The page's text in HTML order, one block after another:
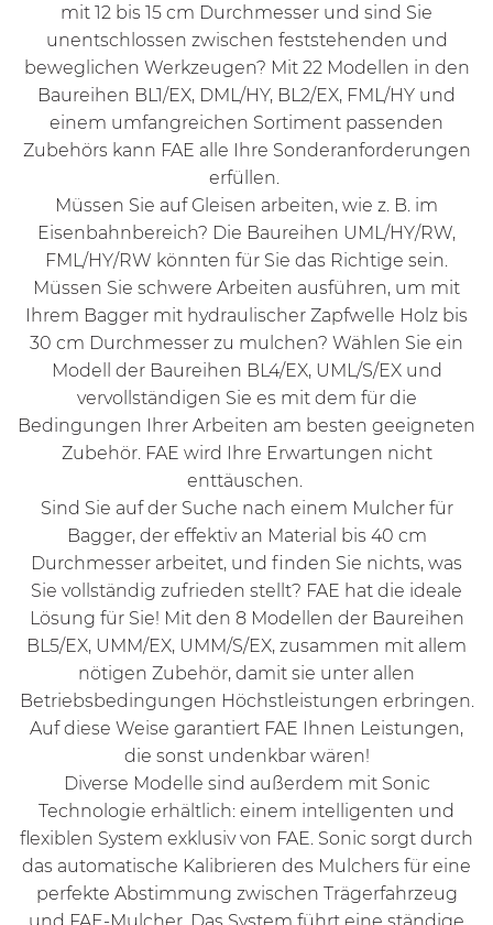
mit 12 bis 15 cm Durchmesser und sind Sie
unentschlossen zwischen feststehenden und
beweglichen Werkzeugen? Mit 22 Modellen in den
Baureihen BL1/EX, DML/HY, BL2/EX, FML/HY und
einem umfangreichen Sortiment passenden
Zubehörs kann FAE alle Ihre Sonderanforderungen
erfüllen.
Müssen Sie auf Gleisen arbeiten, wie z. B. im
Eisenbahnbereich? Die Baureihen UML/HY/RW,
FML/HY/RW könnten für Sie das Richtige sein.
Müssen Sie schwere Arbeiten ausführen, um mit
Ihrem Bagger mit hydraulischer Zapfwelle Holz bis
30 cm Durchmesser zu mulchen? Wählen Sie ein
Modell der Baureihen BL4/EX, UML/S/EXund
vervollständigen Sie es mit dem für die
Bedingungen Ihrer Arbeiten am besten geeigneten
Zubehör. FAE wird Ihre Erwartungen nicht
enttäuschen.
Sind Sie auf der Suche nach einem Mulcher für
Bagger, der effektiv an Material bis 40 cm
Durchmesser arbeitet, und finden Sie nichts, was
Sie vollständig zufrieden stellt? FAE hat die ideale
Lösung für Sie! Mit den 8 Modellen der Baureihen
BL5/EX, UMM/EX, UMM/S/EX, zusammen mit allem
nötigen Zubehör, damit sie unter allen
Betriebsbedingungen Höchstleistungen erbringen.
Auf diese Weise garantiert FAE Ihnen Leistungen,
die sonst undenkbar wären!
Diverse Modelle sind außerdem mit Sonic
Technologie erhältlich: einem intelligenten und
flexiblen System exklusiv von FAE. Sonic sorgt durch
das automatische Kalibrieren des Mulchers für eine
perfekte Abstimmung zwischen Trägerfahrzeug